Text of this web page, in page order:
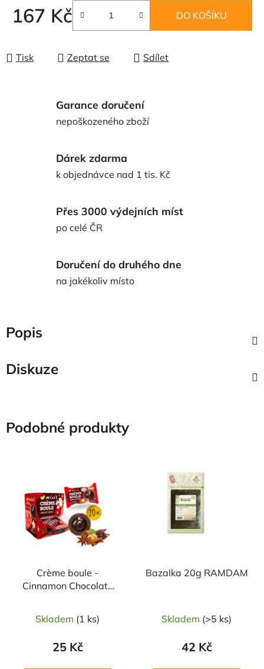
167 Kč DO KOŠÍKU
Tisk Zeptat se Sdílet
Garance doručení
nepoškozeného zboží
Dárek zdarma
k objednávce nad 1 tis. Kč
Přes 3000 výdejních míst
po celé ČR
Doručení do druhého dne
na jakékoliv místo
Popis
Diskuze
Podobné produkty
Crème boule -
Cinnamon Chocolate
Skladem (1 ks)
25 Kč
Bazalka 20g RAMDAM
Skladem (>5 ks)
42 Kč